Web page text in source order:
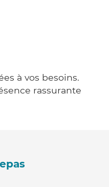
à vos besoins.
rassurante